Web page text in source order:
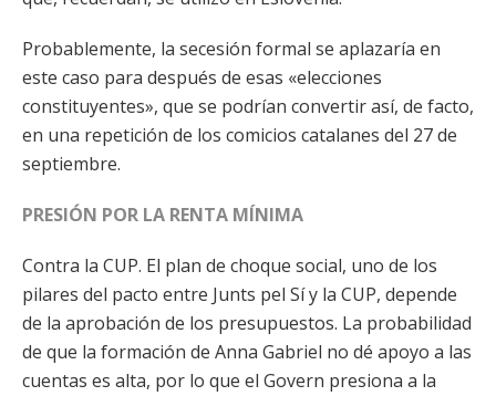
Probablemente, la secesión formal se aplazaría en
este caso para después de esas «elecciones
constituyentes», que se podrían convertir así, de facto,
en una repetición de los comicios catalanes del 27 de
septiembre.
PRESIÓN POR LA RENTA MÍNIMA
Contra la CUP. El plan de choque social, uno de los
pilares del pacto entre Junts pel Sí y la CUP, depende
de la aprobación de los presupuestos. La probabilidad
de que la formación de Anna Gabriel no dé apoyo a las
cuentas es alta, por lo que el Govern presiona a la